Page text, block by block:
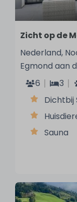
Zicht op de
Nederland,
Egmond aan
6
3
Dichtbij
Sauna